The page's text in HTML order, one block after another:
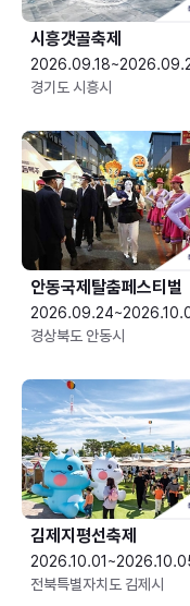
시흥갯골축제
경기도 시흥시
안동국제탈춤페스티벌
경상북도 안동시
김제지평선축제
전북특별자치도 김제시